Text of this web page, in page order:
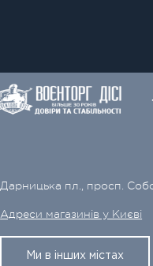
Дарницька пл., просп.
Адреси магазинів у Києві
Ми в інших містах